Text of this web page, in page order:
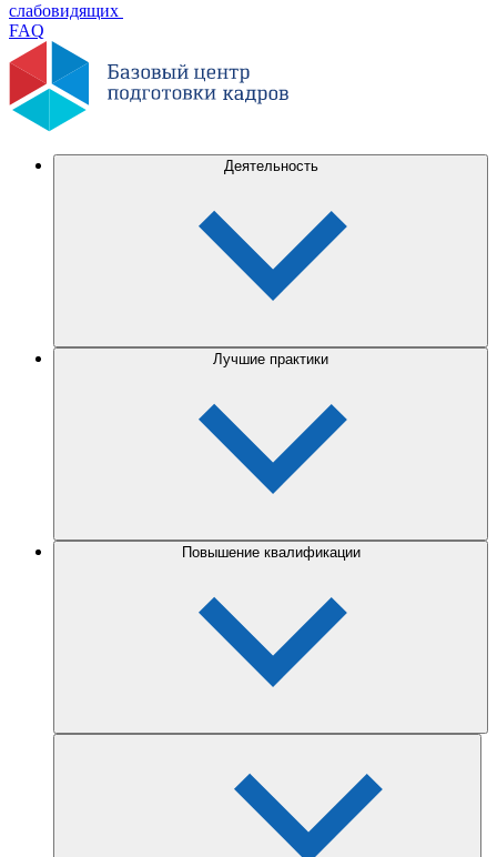
слабовидящих
FAQ
Деятельность
Лучшие практики
Повышение квалификации